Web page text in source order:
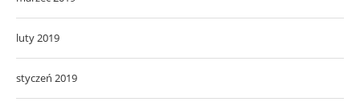
luty 2019
styczeń 2019